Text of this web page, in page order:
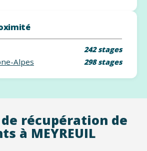
242 stages
Alpes 298 stages
récupération de
à MEYREUIL